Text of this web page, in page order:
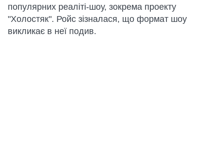
популярних реаліті-шоу, зокрема проекту
"Холостяк". Ройс зізналася, що формат шоу
викликає в неї подив.